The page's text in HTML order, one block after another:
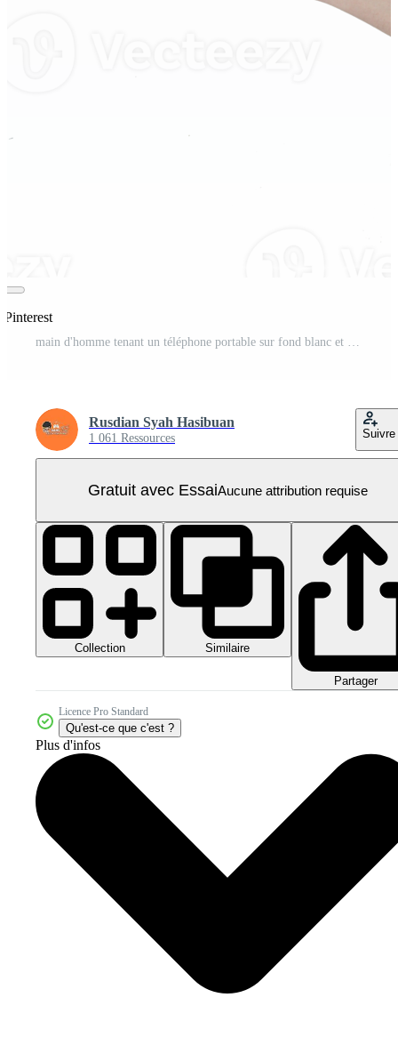
Pinterest
main d'homme tenant un téléphone portable sur fond blanc et adapté à un écran vert, main tenant un téléphone portable à écran vert png PNG Pro
Rusdian Syah Hasibuan
1 061 Ressources Suivre
Gratuit avec EssaiAucune attribution requise
Collection Similaire
Partager
Licence Pro Standard
Qu'est-ce que c'est ?
Plus d'infos